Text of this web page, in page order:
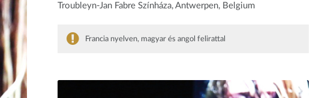
Troubleyn-Jan Fabre Színháza, Antwerpen, Belgium
Francia nyelven, magyar és angol felirattal